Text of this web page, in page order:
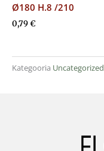
Kategooria Uncategorized
Ø180 H.8 /210
0,79€